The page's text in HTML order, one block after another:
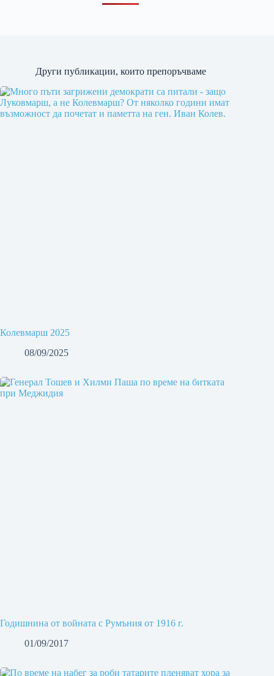
Други публикации, които препоръчваме
Колевмарш 2025
08/09/2025
Годишнина от войната с Румъния от 1916 г.
01/09/2017